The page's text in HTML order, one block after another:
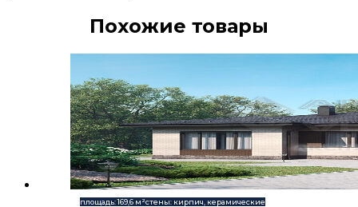
Похожие товары
площадь: 169,6 м²стены: кирпич, керамические